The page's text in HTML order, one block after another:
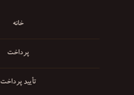
خانه
پرداخت
تأیید پرداخت